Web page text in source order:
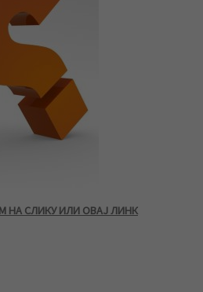
НА СЛИКУ ИЛИ ОВАЈ ЛИНК